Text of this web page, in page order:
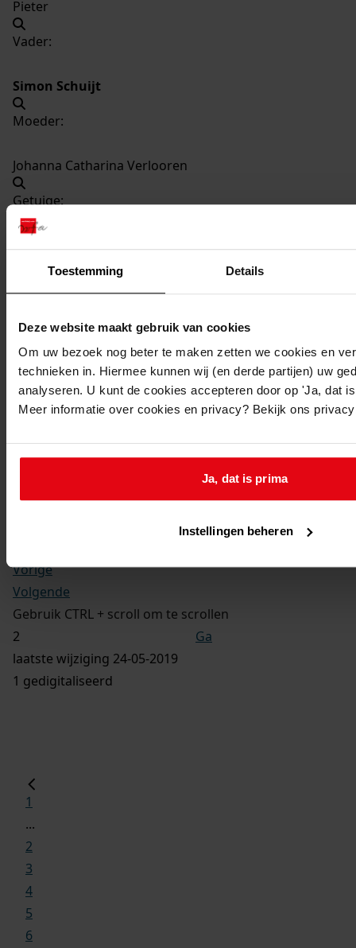
Toestemming Details
Deze website maakt gebruik van cookies
Om uw bezoek nog beter te maken zetten we cookies en
technieken in. Hiermee kunnen wij (en derde partijen) uw
analyseren. U kunt de cookies accepteren door op 'Ja, dat
Meer informatie over cookies en privacy? Bekijk ons
Ja, dat is prima
Instellingen beheren
Pieter
Vader:
Simon Schuijt
Moeder:
Johanna Catharina Verlooren
Getuige:
Marijtje Vijselaar
Kerkelijke gezindte:
Toegangsnummer:
1702-09 Doop-, trouw- en begraafboeken Enkhuizen,
1581-1910
Inventarisnummer :
12
2.
Dit bestand is nog niet gecontroleerd op volledigheid
Vorige
Volgende
Gebruik CTRL + scroll om te scrollen
Ga
laatste wijziging 24-05-2019
1 gedigitaliseerd
1
...
2
3
4
5
6